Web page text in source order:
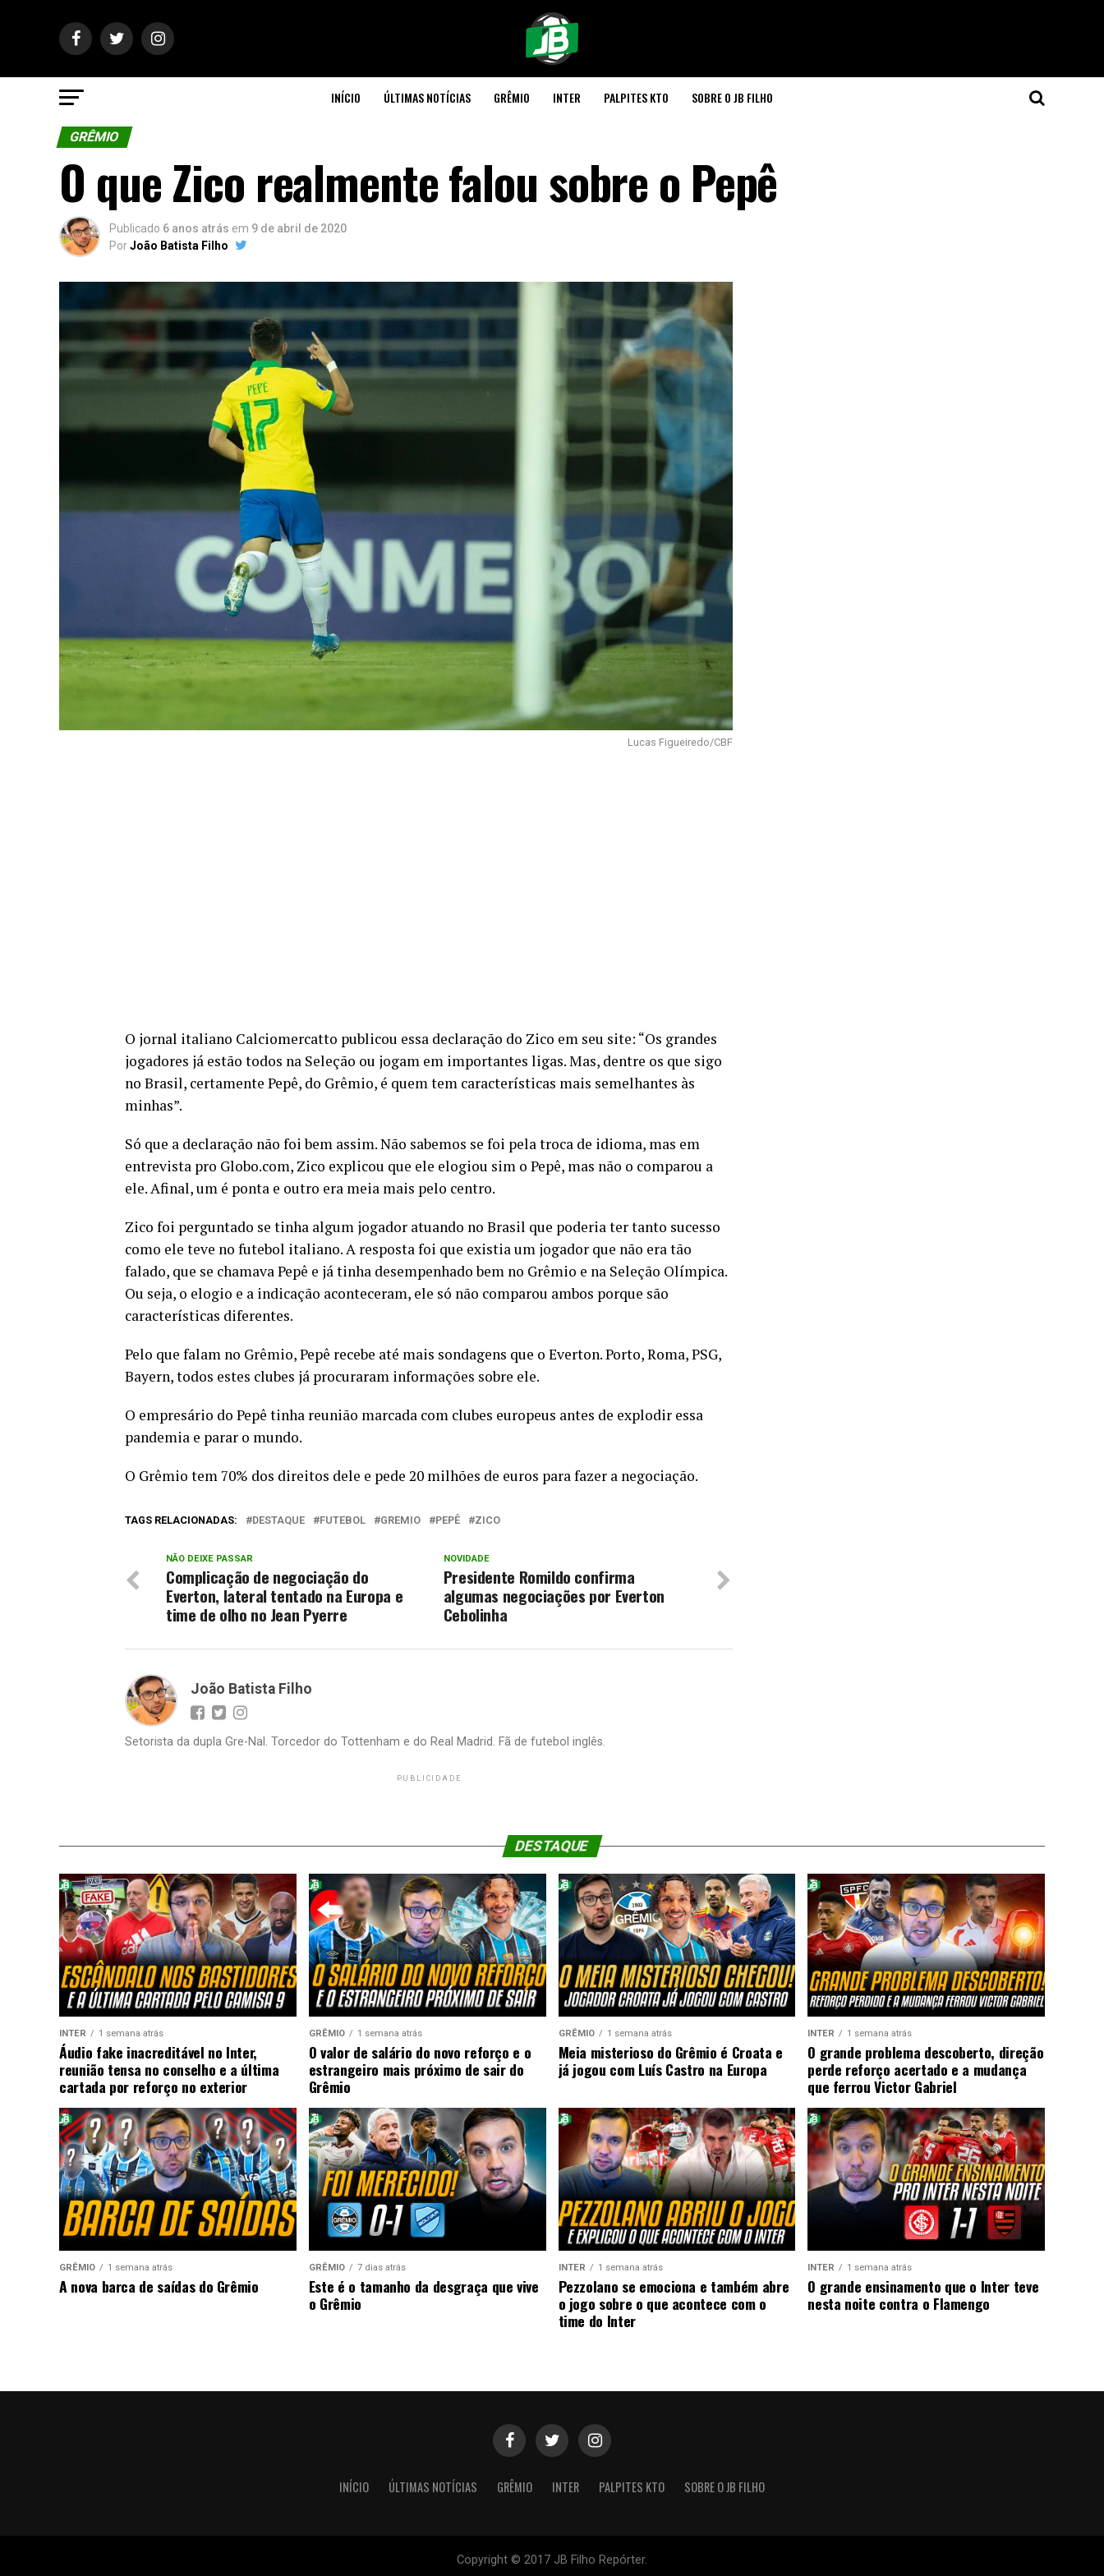
INÍCIO ÚLTIMAS NOTÍCIAS GRÊMIO INTER PALPITES KTO SOBRE O JB FILHO
GRÊMIO
O que Zico realmente falou sobre o Pepê
Publicado 6 anos atrás em 9 de abril de 2020
PorJoão Batista Filho
Lucas Figueiredo/CBF
O jornal italiano Calciomercatto publicou essa declaração do Zico em seu site: “Os grandes
jogadores já estão todos na Seleção ou jogam em importantes ligas. Mas, dentre os que sigo
no Brasil, certamente Pepê, do Grêmio, é quem tem características mais semelhantes às
minhas”.
Só que a declaração não foi bem assim. Não sabemos se foi pela troca de idioma, mas em
entrevista pro Globo.com, Zico explicou que ele elogiou sim o Pepê, mas não o comparou a
ele. Afinal, um é ponta e outro era meia mais pelo centro.
Zico foi perguntado se tinha algum jogador atuando no Brasil que poderia ter tanto sucesso
como ele teve no futebol italiano. A resposta foi que existia um jogador que não era tão
falado, que se chamava Pepê e já tinha desempenhado bem no Grêmio e na Seleção Olímpica.
Ou seja, o elogio e a indicação aconteceram, ele só não comparou ambos porque são
características diferentes.
Pelo que falam no Grêmio, Pepê recebe até mais sondagens que o Everton. Porto, Roma, PSG,
Bayern, todos estes clubes já procuraram informações sobre ele.
O empresário do Pepê tinha reunião marcada com clubes europeus antes de explodir essa
pandemia e parar o mundo.
O Grêmio tem 70% dos direitos dele e pede 20 milhões de euros para fazer a negociação.
TAGS RELACIONADAS: DESTAQUE FUTEBOL GREMIO PEPÊ ZICO
NOVIDADE
Presidente Romildo confirma
algumas negociações por Everton
Cebolinha
NÃO DEIXE PASSAR
Complicação de negociação do
Everton, lateral tentado na Europa e
time de olho no Jean Pyerre
João Batista Filho
Setorista da dupla Gre-Nal. Torcedor do Tottenham e do Real Madrid. Fã de futebol inglês.
PUBLICIDADE
DESTAQUE
INTER 1 semana atrás
Áudio fake inacreditável no Inter,
reunião tensa no conselho e a última
cartada por reforço no exterior
GRÊMIO 1 semana atrás
O valor de salário do novo reforço e o
estrangeiro mais próximo de sair do
Grêmio
GRÊMIO 1 semana atrás
Meia misterioso do Grêmio é Croata e
já jogou com Luís Castro na Europa
INTER 1 semana atrás
O grande problema descoberto, direção
perde reforço acertado e a mudança
que ferrou Victor Gabriel
GRÊMIO 1 semana atrás
A nova barca de saídas do Grêmio
GRÊMIO 7 dias atrás
Este é o tamanho da desgraça que vive
o Grêmio
INTER 1 semana atrás
Pezzolano se emociona e também abre
o jogo sobre o que acontece com o
time do Inter
INTER 1 semana atrás
O grande ensinamento que o Inter teve
nesta noite contra o Flamengo
INÍCIO ÚLTIMAS NOTÍCIAS GRÊMIO INTER PALPITES KTO SOBRE O JB FILHO
Copyright © 2017 JB Filho Repórter.